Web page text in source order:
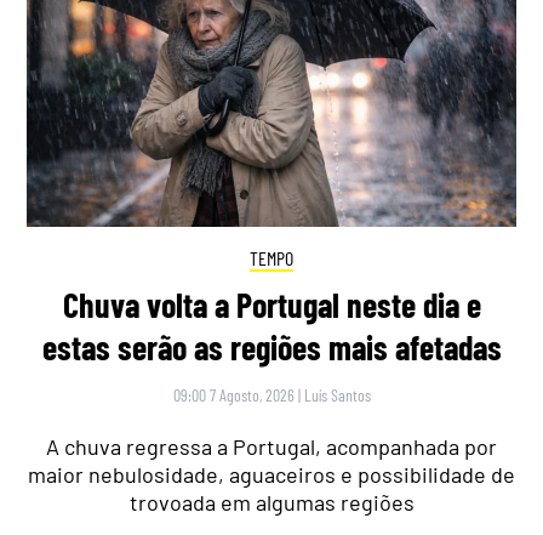
TEMPO
Chuva volta a Portugal neste dia e
estas serão as regiões mais afetadas
09:00 7 Agosto, 2026 | Luís Santos
A chuva regressa a Portugal, acompanhada por
maior nebulosidade, aguaceiros e possibilidade de
trovoada em algumas regiões